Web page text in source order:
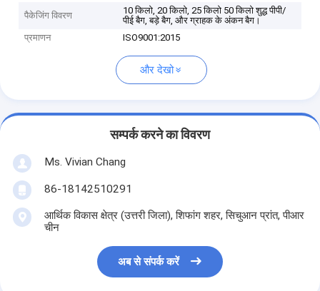
पैकेजिंग विवरण
10 किलो, 20 किलो, 25 किलो 50 किलो शुद्ध पीपी/
पीई बैग, बड़े बैग, और ग्राहक के अंकन बैग।
प्रमाणन
ISO9001:2015
और देखो
सम्पर्क करने का विवरण
Ms. Vivian Chang
86-18142510291
आर्थिक विकास क्षेत्र (उत्तरी जिला), शिफांग शहर, सिचुआन प्रांत, पीआर
चीन
अब से संपर्क करें